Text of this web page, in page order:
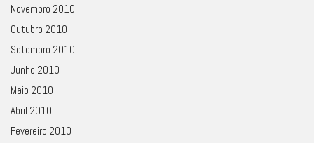
Novembro 2010
Outubro 2010
Setembro 2010
Junho 2010
Maio 2010
Abril 2010
Fevereiro 2010